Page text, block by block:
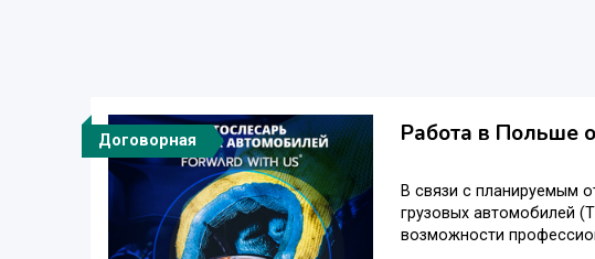
Договорная Работа в Польше
В связи с планируемым
грузовых автомобилей
возможности